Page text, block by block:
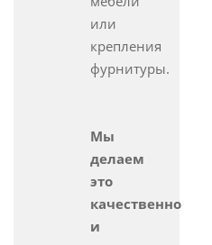
или
крепления
фурнитуры.
Мы
делаем
это
качественно
и